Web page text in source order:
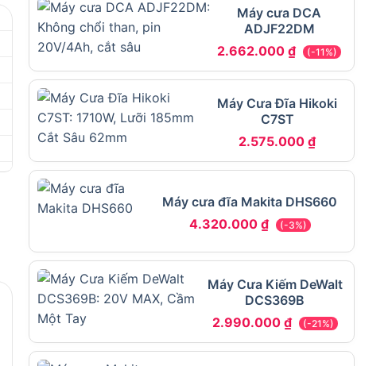
Máy cưa DCA
ADJF22DM
2.662.000₫ (-11%)
Máy Cưa Đĩa Hikoki
C7ST
2.575.000₫
Máy cưa đĩa Makita DHS660
4.320.000 ₫ (-3%)
Máy Cưa Kiếm DeWalt
DCS369B
2.990.000 ₫ (-21%)